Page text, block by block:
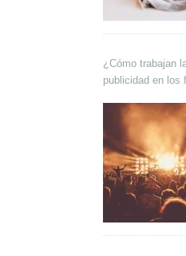
¿Cómo trabajan
publicidad en los